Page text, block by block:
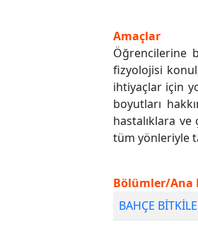
Amaçlar
Öğrencilerine
fizyolojisi
ihtiyaçlar için
boyutları
hastalıklara
tüm yönleriyle
Bölümler/Ana
BAHÇE